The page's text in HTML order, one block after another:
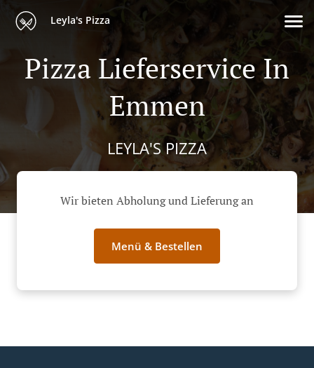
Leyla's Pizza
Pizza Lieferservice In
Emmen
LEYLA'S PIZZA
Wir bieten Abholung und Lieferung an
Menü & Bestellen